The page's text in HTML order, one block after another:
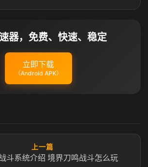
器，免费、快速、稳定
立即下载
（Android APK）
上一篇
斗系统介绍 境界刀鸣战斗怎么玩